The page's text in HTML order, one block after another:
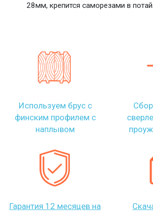
28мм, крепится саморезами в потай.
Используем брус с
финским профилем с
наплывом
Гарантия 12 месяцев на